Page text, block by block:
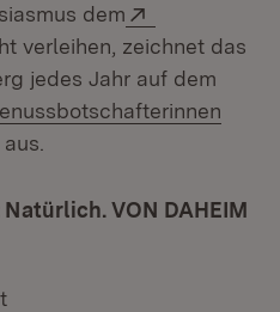
dem
Fenster)
verleihen, zeichnet das
jedes Jahr auf dem
(Öffnet in neuem Fenster)
aus.
VON DAHEIM